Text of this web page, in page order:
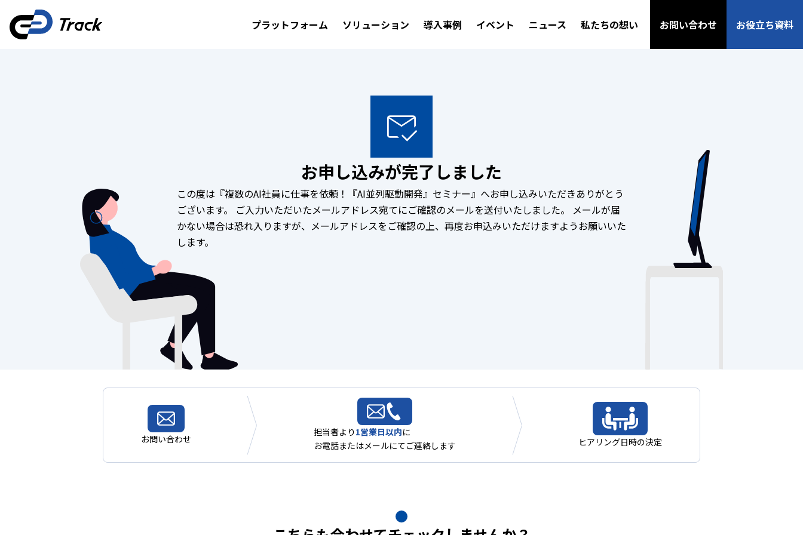
プラットフォーム ソリューション 導入事例 イベント ニュース 私たちの想い お問い合わせ お役立ち資料
お申し込みが完了しました
この度は『複数のAI社員に仕事を依頼！『AI並列駆動開発』セミナー』へお申し込みいただきありがとう
ございます。 ご入力いただいたメールアドレス宛てにご確認のメールを送付いたしました。 メールが届
かない場合は恐れ入りますが、メールアドレスをご確認の上、再度お申込みいただけますようお願いいた
します。
お問い合わせ
担当者より 1営業日以内に
お電話またはメールにてご連絡します
ヒアリング日時の決定